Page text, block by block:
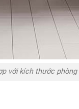
với kích thước